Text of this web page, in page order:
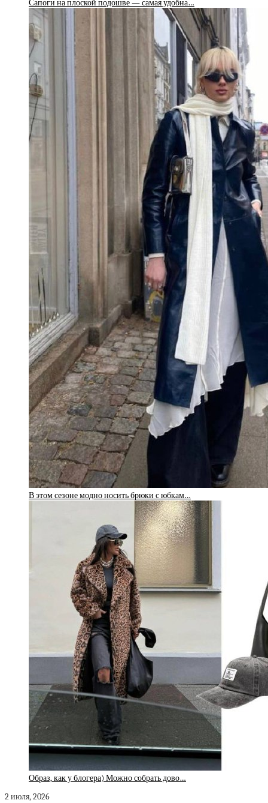
Сапоги на плоской подошве — самая удобна…
В этом сезоне модно носить брюки с юбкам…
Образ, как у блогера) Можно собрать дово…
2 июля, 2026